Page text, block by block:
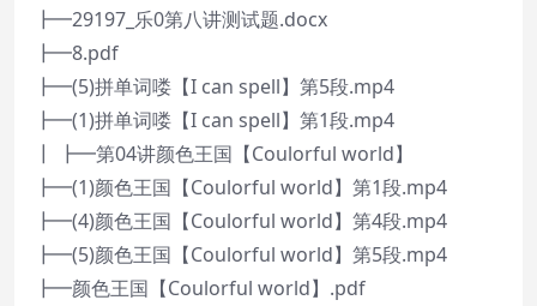
┣━29197_乐0第八讲测试题.docx
┣━8.pdf
┣━(5)拼单词喽【I can spell】第5段.mp4
┣━(1)拼单词喽【I can spell】第1段.mp4
┃ ┣━第04讲颜色王国【Coulorful world】
┣━(1)颜色王国【Coulorful world】第1段.mp4
┣━(4)颜色王国【Coulorful world】第4段.mp4
┣━(5)颜色王国【Coulorful world】第5段.mp4
┣━颜色王国【Coulorful world】.pdf